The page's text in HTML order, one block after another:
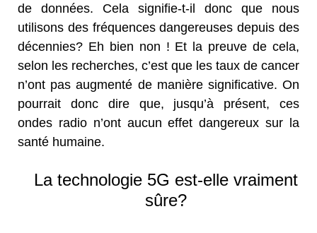
de données. Cela signifie-t-il donc que nous
utilisons des fréquences dangereuses depuis des
décennies? Eh bien non ! Et la preuve de cela,
selon les recherches, c’est que les taux de cancer
n’ont pas augmenté de manière significative. On
pourrait donc dire que, jusqu’à présent, ces
ondes radio n’ont aucun effet dangereux sur la
santé humaine.
La technologie 5G est-elle vraiment
sûre?